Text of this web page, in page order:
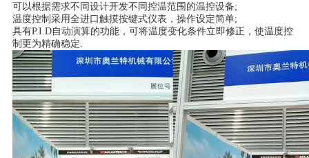
可以根据需求不同设计开发不同控温范围的温控设备;
温度控制采用全进口触摸按键式仪表，操作设定简单;
具有P.I.D自动演算的功能，可将温度变化条件立即修正，使温度控
制更为精确稳定.